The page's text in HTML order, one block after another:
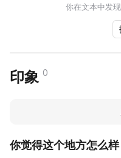
你在文本中发
印象 0
你觉得这个地方怎么样